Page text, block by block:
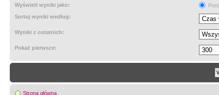
Wyświetl wyniki jako:
Sortuj wyniki według:
Wyniki z ostatnich:
Pokaż pierwsze:
Strona główna